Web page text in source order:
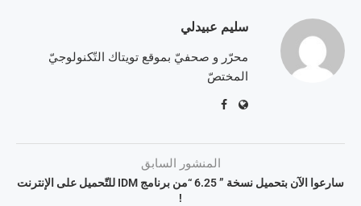
سليم عبيدلي
محرّر و صحفيّ بموقع تويتاك التّكنولوجيّ
المختصّ
المنشور السابق
سارعوا الآن بتحميل نسخة ” 6.25 “من برنامج IDM للتّحميل على الإنترنت
!